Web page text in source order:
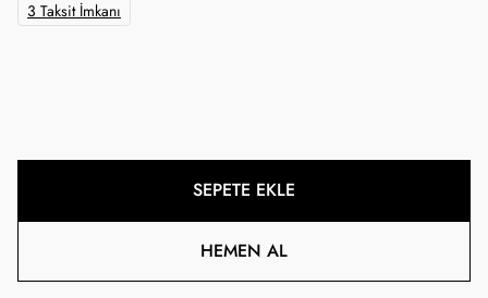
3 Taksit İmkanı
SEPETE EKLE
HEMEN AL